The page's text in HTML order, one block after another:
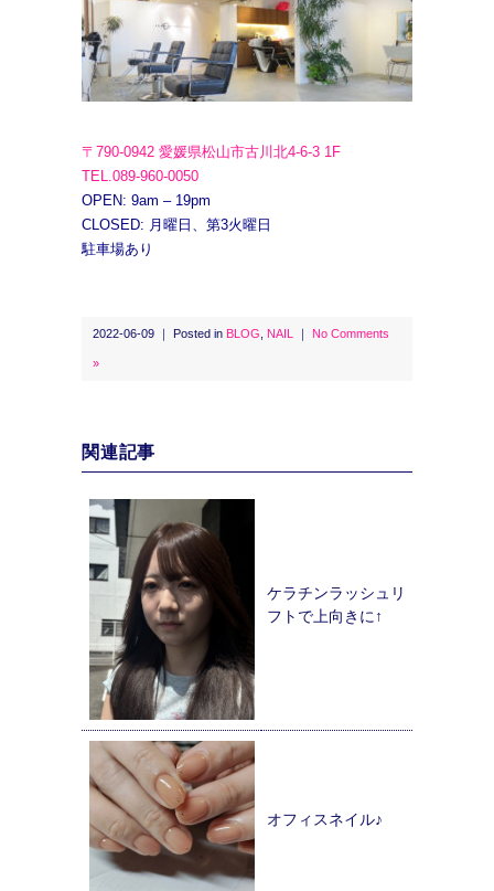
〒790-0942 愛媛県松山市古川北4-6-3 1F
TEL.089-960-0050
OPEN: 9am – 19pm
CLOSED: 月曜日、第3火曜日
駐車場あり
2022-06-09 ｜ Posted in BLOG NAIL ｜ No Comments
»
関連記事
ケラチンラッシュリ
フトで上向きに↑
オフィスネイル♪